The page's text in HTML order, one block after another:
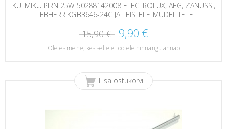
KÜLMIKU PIRN 25W 50288142008 ELECTROLUX, AEG, ZANUSSI,
LIEBHERR KGB3646-24C JA TEISTELE MUDELITELE
15,90 € 9,90 €
Ole esimene, kes sellele tootele hinnangu annab
Lisa ostukorvi